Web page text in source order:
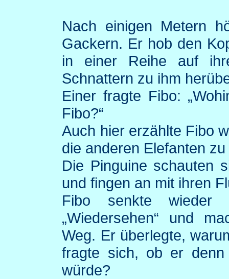
Nach einigen Metern
Gackern. Er hob den
in einer Reihe auf
Schnattern zu ihm
Einer fragte Fibo:
Fibo?“
Auch hier erzählte Fibo
die anderen Elefanten
Die Pinguine schauten
und fingen an mit ihren
Fibo senkte wieder
„Wiedersehen“ und
Weg. Er überlegte,
fragte sich, ob er
würde?